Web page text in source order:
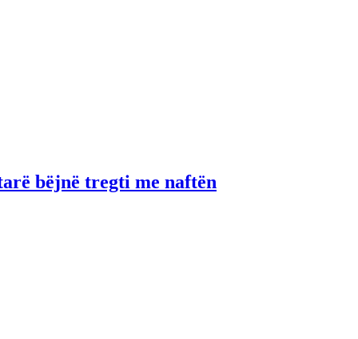
bëjnë tregti me naftën